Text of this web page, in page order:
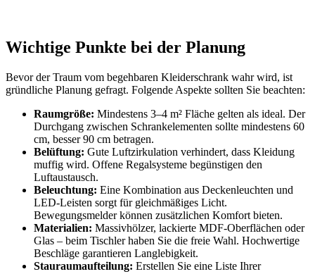
Wichtige Punkte bei der Planung
Bevor der Traum vom begehbaren Kleiderschrank wahr wird, ist
gründliche Planung gefragt. Folgende Aspekte sollten Sie beachten:
Raumgröße: Mindestens 3–4 m² Fläche gelten als ideal. Der
Durchgang zwischen Schrankelementen sollte mindestens 60
cm, besser 90 cm betragen.
Belüftung: Gute Luftzirkulation verhindert, dass Kleidung
muffig wird. Offene Regalsysteme begünstigen den
Luftaustausch.
Beleuchtung: Eine Kombination aus Deckenleuchten und
LED-Leisten sorgt für gleichmäßiges Licht.
Bewegungsmelder können zusätzlichen Komfort bieten.
Materialien: Massivhölzer, lackierte MDF-Oberflächen oder
Glas – beim Tischler haben Sie die freie Wahl. Hochwertige
Beschläge garantieren Langlebigkeit.
Stauraumaufteilung: Erstellen Sie eine Liste Ihrer